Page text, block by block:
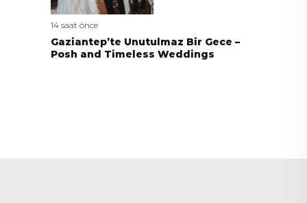
14 saat önce
Gaziantep’te Unutulmaz Bir Gece –
Posh and Timeless Weddings